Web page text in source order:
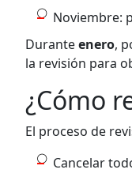
Noviembre:
Duranteenero,
la revisión para
¿Cómo
El proceso de
Cancelar